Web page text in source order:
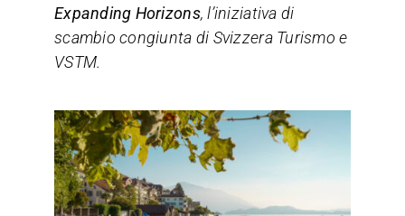
Expanding Horizons, l’iniziativa di
scambio congiunta di Svizzera Turismo e
VSTM.